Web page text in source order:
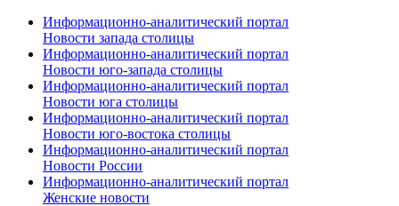
Информационно-аналитический портал
Новости запада столицы
Информационно-аналитический портал
Новости юго-запада столицы
Информационно-аналитический портал
Новости юга столицы
Информационно-аналитический портал
Новости юго-востока столицы
Информационно-аналитический портал
Новости России
Информационно-аналитический портал
Женские новости